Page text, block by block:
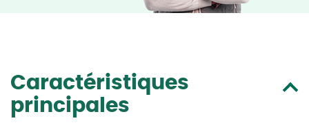
Caractéristiques
principales